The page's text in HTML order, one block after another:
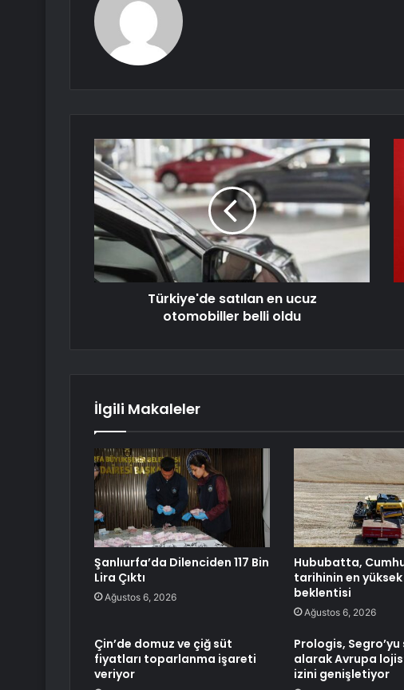
Türkiye'de satılan en ucuz
otomobiller belli oldu
İlgili Makaleler
Şanlıurfa’da Dilenciden 117 Bin
Lira Çıktı
Ağustos 6, 2026
Hububatta,
tarihinin en
beklentisi
Ağustos 6, 2026
Çin’de domuz ve çiğ süt
fiyatları toparlanma işareti
veriyor
Prologis, Segro’yu
alarak Avrupa
izini genişletiyor